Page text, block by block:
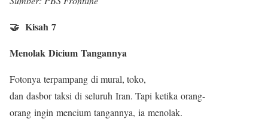
🤝 Kisah 7
Menolak Dicium Tangannya
Fotonya terpampang di mural, toko,
dan dasbor taksi di seluruh Iran. Tapi ketika orang-
orang ingin mencium tangannya, ia menolak.